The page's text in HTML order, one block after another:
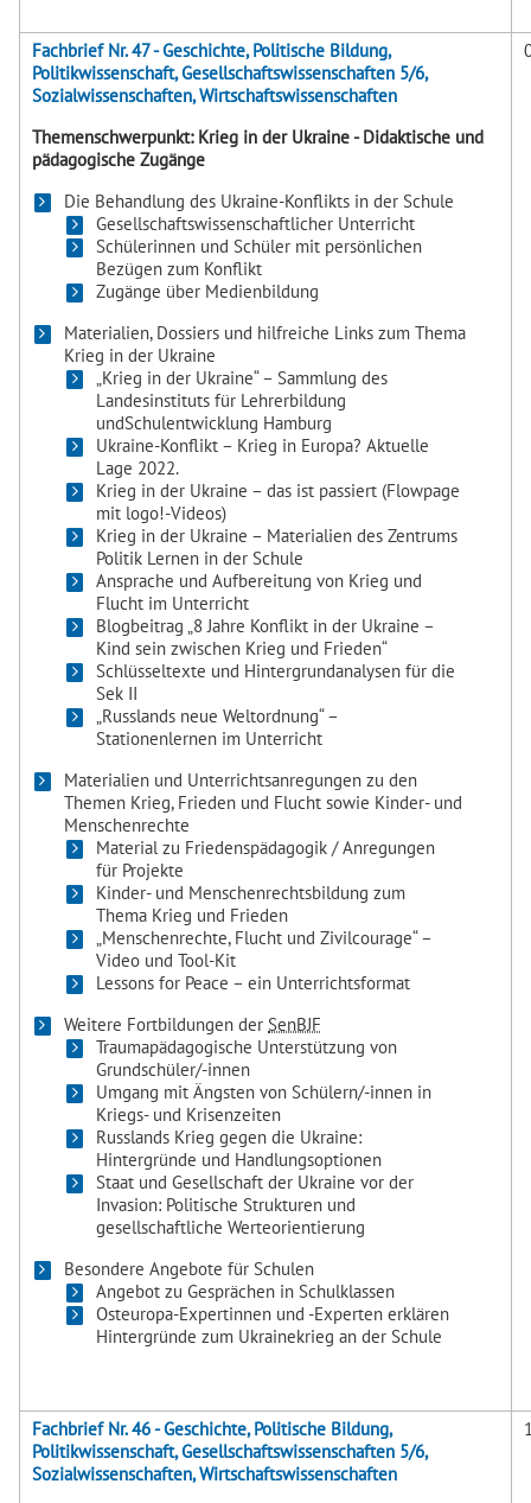
Fachbrief Nr. 47 - Geschichte, Politische Bildung,
Politikwissenschaft, Gesellschaftswissenschaften 5/6,
Sozialwissenschaften, Wirtschaftswissenschaften
Themenschwerpunkt: Krieg in der Ukraine - Didaktische und
pädagogische Zugänge
Die Behandlung des Ukraine-Konflikts in der Schule
Gesellschaftswissenschaftlicher Unterricht
Schülerinnen und Schüler mit persönlichen
Bezügen zum Konflikt
Zugänge über Medienbildung
Materialien, Dossiers und hilfreiche Links zum Thema
Krieg in der Ukraine
„Krieg in der Ukraine“ – Sammlung des
Landesinstituts für Lehrerbildung
undSchulentwicklung Hamburg
Ukraine-Konflikt – Krieg in Europa? Aktuelle
Lage 2022.
Krieg in der Ukraine – das ist passiert (Flowpage
mit logo!-Videos)
Krieg in der Ukraine – Materialien des Zentrums
Politik Lernen in der Schule
Ansprache und Aufbereitung von Krieg und
Flucht im Unterricht
Blogbeitrag „8 Jahre Konflikt in der Ukraine –
Kind sein zwischen Krieg und Frieden“
Schlüsseltexte und Hintergrundanalysen für die
Sek II
„Russlands neue Weltordnung“ –
Stationenlernen im Unterricht
Materialien und Unterrichtsanregungen zu den
Themen Krieg, Frieden und Flucht sowie Kinder- und
Menschenrechte
Material zu Friedenspädagogik / Anregungen
für Projekte
Kinder- und Menschenrechtsbildung zum
Thema Krieg und Frieden
„Menschenrechte, Flucht und Zivilcourage“ –
Video und Tool-Kit
Lessons for Peace – ein Unterrichtsformat
Weitere Fortbildungen der SenBJF
Traumapädagogische Unterstützung von
Grundschüler/-innen
Umgang mit Ängsten von Schülern/-innen in
Kriegs- und Krisenzeiten
Russlands Krieg gegen die Ukraine:
Hintergründe und Handlungsoptionen
Staat und Gesellschaft der Ukraine vor der
Invasion: Politische Strukturen und
gesellschaftliche Werteorientierung
Besondere Angebote für Schulen
Angebot zu Gesprächen in Schulklassen
Osteuropa-Expertinnen und -Experten erklären
Hintergründe zum Ukrainekrieg an der Schule
Fachbrief Nr. 46 - Geschichte, Politische Bildung,
Politikwissenschaft, Gesellschaftswissenschaften 5/6,
Sozialwissenschaften, Wirtschaftswissenschaften